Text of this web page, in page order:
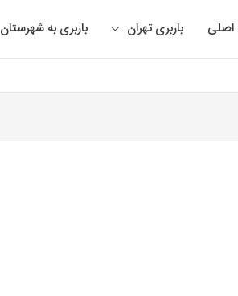
باربری تهران باربری به شهرستان